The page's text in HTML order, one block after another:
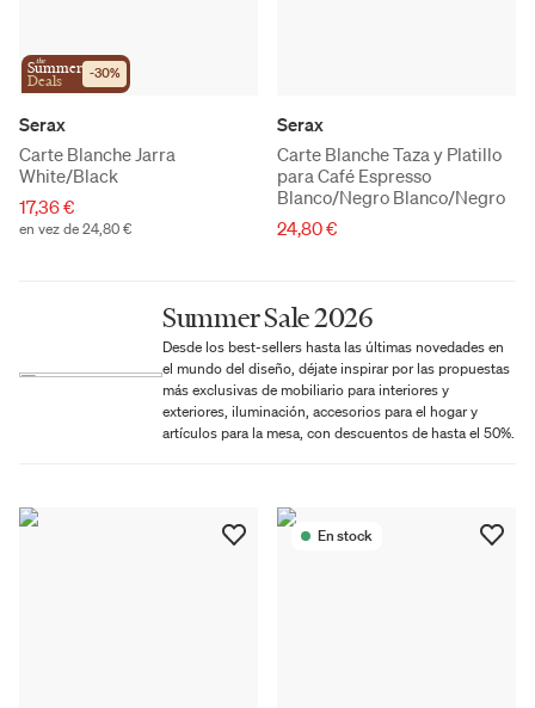
the
Summer
Deals -30%
Serax
Carte Blanche Jarra
White/Black
17,36 €
en vez de 24,80 €
Serax
Carte Blanche Taza y Platillo
para Café Espresso
Blanco/Negro Blanco/Negro
24,80 €
Summer Sale 2026
Desde los best-sellers hasta las últimas novedades en
el mundo del diseño, déjate inspirar por las propuestas
más exclusivas de mobiliario para interiores y
exteriores, iluminación, accesorios para el hogar y
artículos para la mesa, con descuentos de hasta el 50%.
En stock